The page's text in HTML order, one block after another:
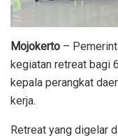
Mojokerto –
kegiatan retreat bagi
kepala perangkat
kerja.
Retreat yang digelar